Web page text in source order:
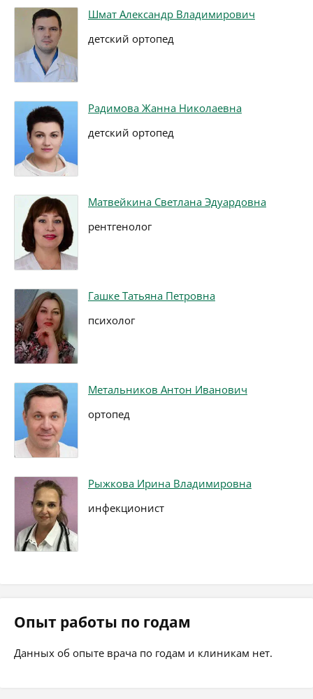
Шмат Александр Владимирович
детский ортопед
Радимова Жанна Николаевна
детский ортопед
Матвейкина Светлана Эдуардовна
рентгенолог
Гашке Татьяна Петровна
психолог
Метальников Антон Иванович
ортопед
Рыжкова Ирина Владимировна
инфекционист
Опыт работы по годам
Данных об опыте врача по годам и клиникам нет.